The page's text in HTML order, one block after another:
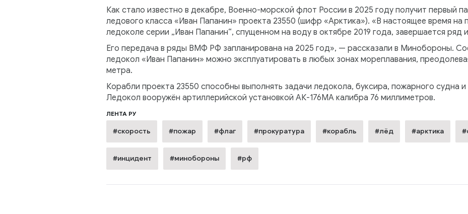
Как стало известно в декабре, Военно-морской флот России в 2025 году получит первый
ледового класса «Иван Папанин» проекта 23550 (шифр «Арктика»). «В настоящее время на
ледоколе серии „Иван Папанин“, спущенном на воду в октябре 2019 года, завершается ряд
Его передача в ряды ВМФ РФ запланирована на 2025 год», — рассказали в Минобороны.
ледокол «Иван Папанин» можно эксплуатировать в любых зонах мореплавания,
метра.
Корабли проекта 23550 способны выполнять задачи ледокола, буксира, пожарного судна
Ледокол вооружён артиллерийской установкой АК-176МА калибра 76 миллиметров.
ЛЕНТА РУ
#скорость #пожар #флаг #прокуратура #корабль #лёд #арктика
#инцидент #минобороны #рф